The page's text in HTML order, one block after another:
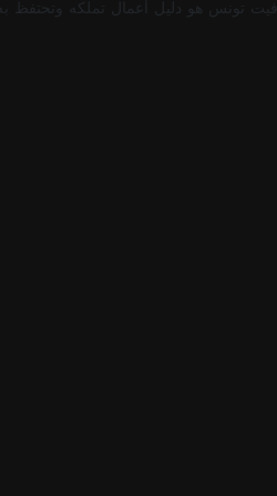
تونس هو دليل أعمال تملكه وتحتفظ